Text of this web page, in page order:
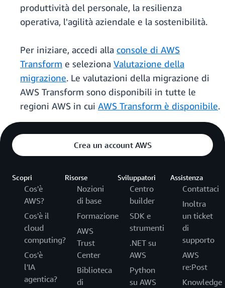
produttività del personale, la resilienza
operativa, l'agilità aziendale e la sostenibilità.
Per iniziare, accedi alla console di AWS
Transform e seleziona Valutazione della
migrazione. Le valutazioni della migrazione di
AWS Transform sono disponibili in tutte le
regioni AWS in cui AWS Transform è disponibile.
Crea un account AWS
Scopri
Cos'è
AWS?
Cos'è il
cloud
computing?
Cos'è
l'IA
agentica?
Risorse
Nozioni
di base
Formazione
AWS
Trust
Center
Biblioteca
di
Sviluppatori
Centro
builder
SDK e
strumenti
.NET su
AWS
Python
su AWS
Assistenza
Contattaci
Inoltra
un ticket
di
supporto
AWS
re:Post
Knowledge